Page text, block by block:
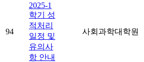
94
2025-1
학기 성
적처리
일정 및
유의사
항 안내
사회과학대학원